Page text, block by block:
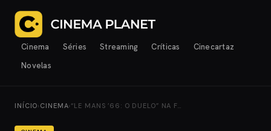
Cinema Séries Streaming Críticas
Cinecartaz
Novelas
INÍCIO› CINEMA›“LE MANS ’66: O DUELO” NA F…